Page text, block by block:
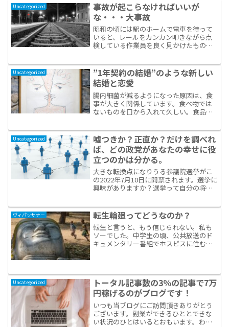
Uncategorized
事故が起こらなければいいが
な・・・大事故
昭和の頃には駅のホームで電車を待って
いると、レールをカンカン叩きながら点
検している作業員を良く見かけたもので
なんかなかった。改札には駅員さんがき
っぷを切るために座ってい...
Uncategorized
”1年契約の結婚”のような新しい
結婚と恋愛
腸内細菌が減るようになった原因は、食
事が大きく関係しています。食べ物では
ないものを口から入れて久しい。食品添
べく加工されていない材料を購入してご
自分で食べられるように調...
Uncategorized
嘘つきか？正直か？だけを調べれ
ば、どの政党があなたの幸せに役
立つのかは分かる。
大きな転換点になりうる参議院選挙がこ
の2022年7月10日に開票されます。選挙に
興味がありますか？選挙って自分の将来
は考えてきました。私には子も孫もいな
いけれど、この世...
ヴィパッサナー 転生輪廻ってどうなのか？
転生と言うと、もう信じられない。私も
ソーでした。中学生の頃、公共放送のド
キュメンタリー番組でホスピスに住む人
のは怖くありません。」と...
Uncategorized
トータル記事数の3％の記事で7万
円稼げるのがブログです！
いつも当ブログにご訪問頂きありがとう
ございます。副業ができるひととできな
い状況のひとはいるとおもいます。わた